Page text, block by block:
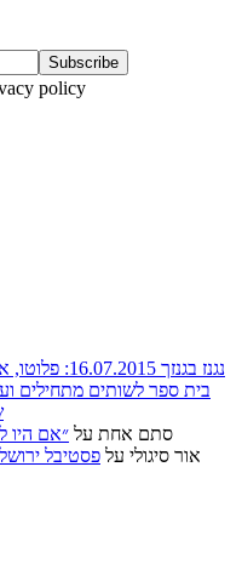
policy
נגנז בגנזך
בית ספר לשותים מתחילים
סתם אחת על ״אם היו
אור סיגולי על